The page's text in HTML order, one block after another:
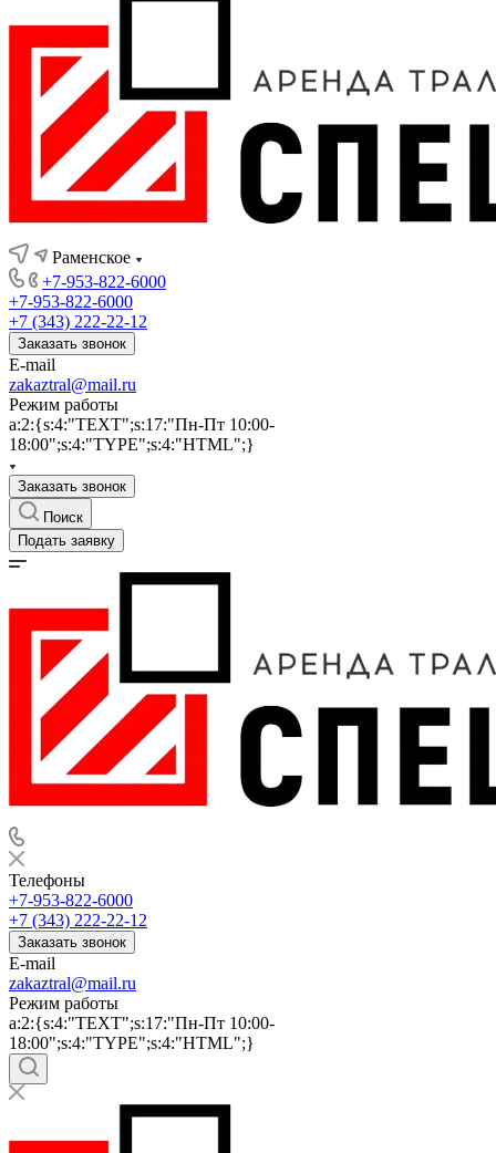
Раменское
+7-953-822-6000
+7-953-822-6000
+7 (343) 222-22-12
Заказать звонок
E-mail
zakaztral@mail.ru
Режим работы
a:2:{s:4:"TEXT";s:17:"Пн-Пт 10:00-
18:00";s:4:"TYPE";s:4:"HTML";}
Заказать звонок
Поиск
Подать заявку
Телефоны
+7-953-822-6000
+7 (343) 222-22-12
Заказать звонок
E-mail
zakaztral@mail.ru
Режим работы
a:2:{s:4:"TEXT";s:17:"Пн-Пт 10:00-
18:00";s:4:"TYPE";s:4:"HTML";}